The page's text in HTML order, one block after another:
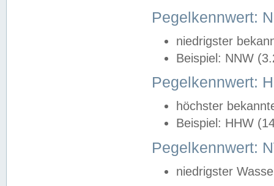
Pegelkennwert:
niedrigster
Beispiel: NNW
Pegelkennwert:
höchster
Beispiel: HHW
Pegelkennwert:
niedrigster